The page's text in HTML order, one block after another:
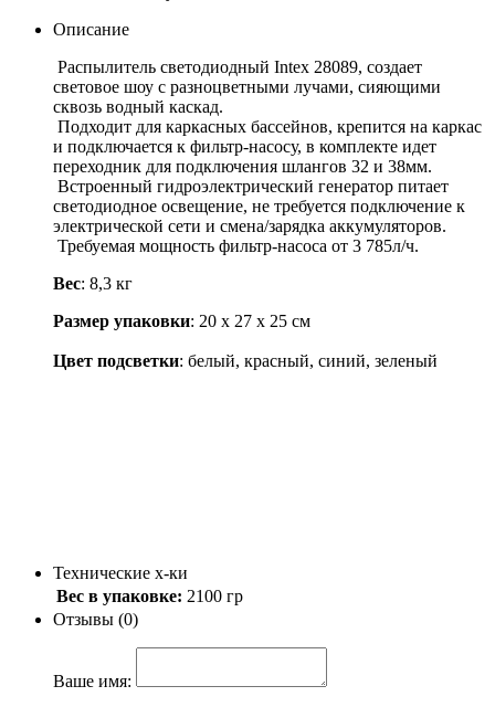
Описание
Распылитель светодиодный Intex 28089, создает
световое шоу с разноцветными лучами, сияющими
сквозь водный каскад.
Подходит для каркасных бассейнов, крепится на каркас
и подключается к фильтр-насосу, в комплекте идет
переходник для подключения шлангов 32 и 38мм.
Встроенный гидроэлектрический генератор питает
светодиодное освещение, не требуется подключение к
электрической сети и смена/зарядка аккумуляторов.
Требуемая мощность фильтр-насоса от 3 785л/ч.
Вес: 8,3 кг
Размер упаковки: 20 х 27 х 25 см
Цвет подсветки: белый, красный, синий, зеленый
Технические х-ки
Вес в упаковке: 2100 гр
Отзывы (0)
Ваше имя: